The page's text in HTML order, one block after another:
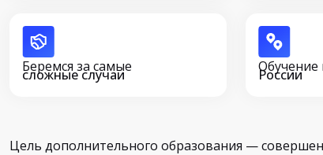
Беремся за самые
сложные случаи Обучение
России
Цель дополнительного образования —